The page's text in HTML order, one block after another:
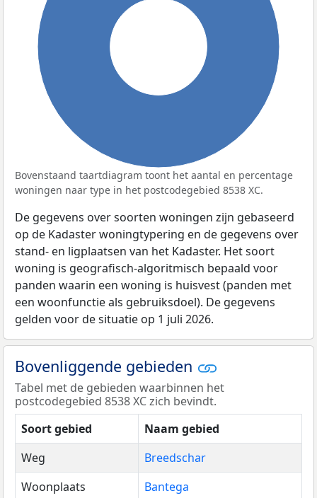
Bovenstaand taartdiagram toont het aantal en percentage
woningen naar type in het postcodegebied 8538 XC.
De gegevens over soorten woningen zijn gebaseerd
op de Kadaster woningtypering en de gegevens over
stand- en ligplaatsen van het Kadaster. Het soort
woning is geografisch-algoritmisch bepaald voor
panden waarin een woning is huisvest (panden met
een woonfunctie als gebruiksdoel). De gegevens
gelden voor de situatie op 1 juli 2026.
Bovenliggende gebieden
Tabel met de gebieden waarbinnen het
postcodegebied 8538 XC zich bevindt.
Soort gebied
Naam gebied
Weg
Breedschar
Woonplaats
Bantega